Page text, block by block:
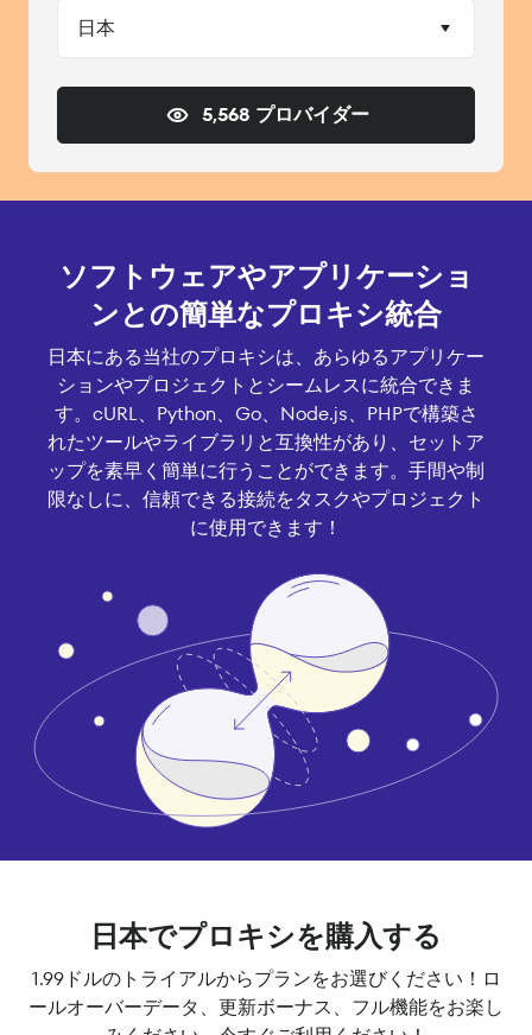
日本
5,568 プロバイダー
ソフトウェアやアプリケーショ
ンとの簡単なプロキシ統合
日本にある当社のプロキシは、あらゆるアプリケー
ションやプロジェクトとシームレスに統合できま
す。cURL、Python、Go、Node.js、PHPで構築さ
れたツールやライブラリと互換性があり、セットア
ップを素早く簡単に行うことができます。手間や制
限なしに、信頼できる接続をタスクやプロジェクト
に使用できます！
日本でプロキシを購入する
1.99ドルのトライアルからプランをお選びください！ロ
ールオーバーデータ、更新ボーナス、フル機能をお楽し